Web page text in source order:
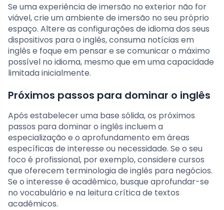
Se uma experiência de imersão no exterior não for
viável, crie um ambiente de imersão no seu próprio
espaço. Altere as configurações de idioma dos seus
dispositivos para o inglês, consuma notícias em
inglês e foque em pensar e se comunicar o máximo
possível no idioma, mesmo que em uma capacidade
limitada inicialmente.
Próximos passos para dominar o inglês
Após estabelecer uma base sólida, os próximos
passos para dominar o inglês incluem a
especialização e o aprofundamento em áreas
específicas de interesse ou necessidade. Se o seu
foco é profissional, por exemplo, considere cursos
que oferecem terminologia de inglês para negócios.
Se o interesse é acadêmico, busque aprofundar-se
no vocabulário e na leitura crítica de textos
acadêmicos.